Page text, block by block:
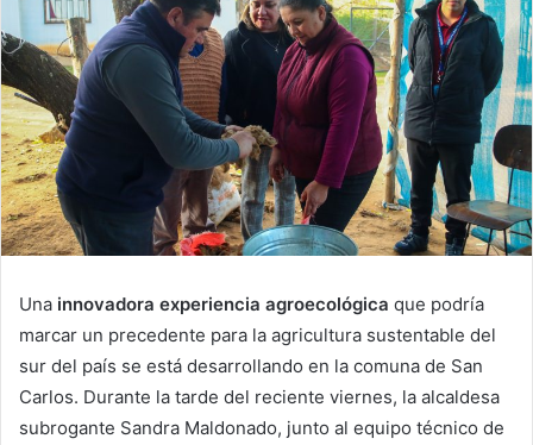
Una innovadora experiencia agroecológica que podría
marcar un precedente para la agricultura sustentable del
sur del país se está desarrollando en la comuna de San
Carlos. Durante la tarde del reciente viernes, la alcaldesa
subrogante Sandra Maldonado, junto al equipo técnico de